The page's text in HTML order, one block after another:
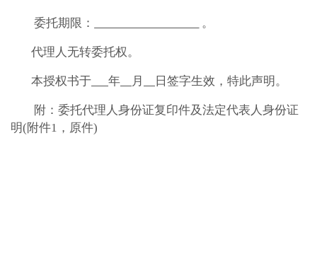
委托期限： 。
代理人无转委托权。
本授权书于 年 月 日签字生效，特此声明。
附：委托代理人身份证复印件及法定代表人身份证
明(附件1，原件)